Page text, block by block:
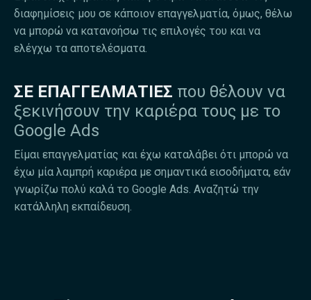
διαφημίσεις μου σε κάποιον επαγγελματία, όμως, θέλω
να μπορώ να κατανοήσω τις επιλογές του και να
ελέγχω τα αποτελέσματα.​
ΣΕ ΕΠΑΓΓΕΛΜΑΤΙΕΣ που θέλουν να
ξεκινήσουν την καριέρα τους με το
Google Ads
Είμαι επαγγελματίας και έχω καταλάβει ότι μπορώ να
έχω μία λαμπρή καριέρα με σημαντικά εισοδήματα, εάν
γνωρίζω πολύ καλά το Google Ads. Αναζητώ την
κατάλληλη εκπαίδευση.